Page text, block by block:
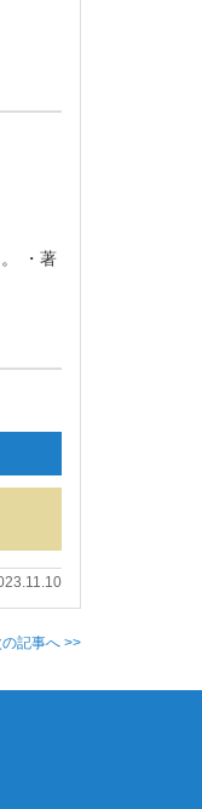
・著
の記事へ >>